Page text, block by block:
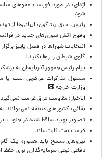
اژه‌ای: در مورد فهرست عفوهای
شود
رئیس اسبق پنتاگون: ایرانی‌ها از
وقوع آتش سوزی‌های جدید در
انتخابات شوراها در فصل پاییز
گلوی شیطان را رها نکنید !
پیام رئیس‌جمهور آذربایجان به
مسئول مذاکرات عراقچی است
وزارت خارجه
الاخبار: مقاومت عراق غرامت
بقائی: کشورهای منطقه نمی‌توانند
تصاویر پهپاد ساقط شده در جنوب
قیمت نفت ثابت ماند
نیروهای مسلح باید همواره یک
دفاعی نوعی سرمایه‌گذاری برای